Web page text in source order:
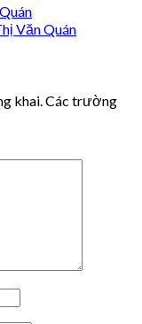
Văn Quán
khai. Các trường